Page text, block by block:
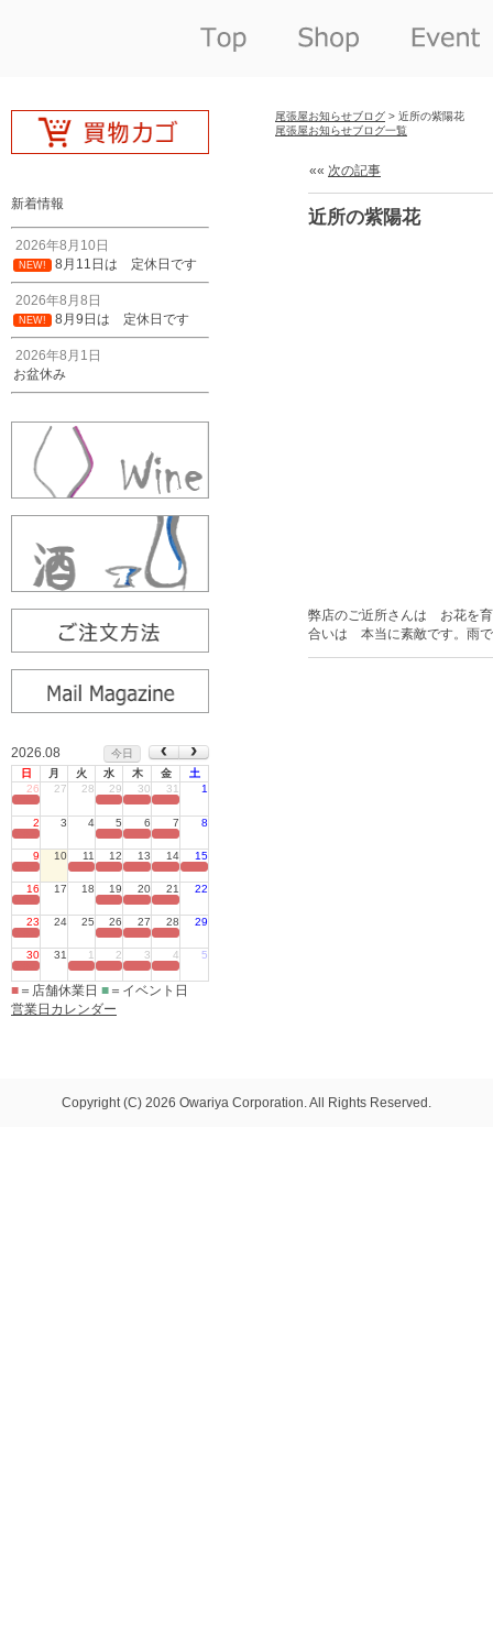
新着情報
2026年8月10日
NEW! 8月11日は 定休日です
2026年8月8日
NEW! 8月9日は 定休日です
2026年8月1日
お盆休み
2026.08
今日
日
月 火 水 木 金
土
26
27 28 29 30 31 1
2 3 4 5 6 7 8
9 10 11 12 13 14 15
16 17 18 19 20 21 22
23 24 25 26 27 28 29
30 31 1 2 3 4 5
■ ＝店舗休業日 ■ ＝イベント日
営業日カレンダー
尾張屋お知らせブログ > 近所の紫陽花
尾張屋お知らせブログ一覧
«« 次の記事
近所の紫陽花
弊店のご近所さんは お花を
合いは 本当に素敵です。雨
Copyright (C) 2026 Owariya Corporation. All Rights Reserved.